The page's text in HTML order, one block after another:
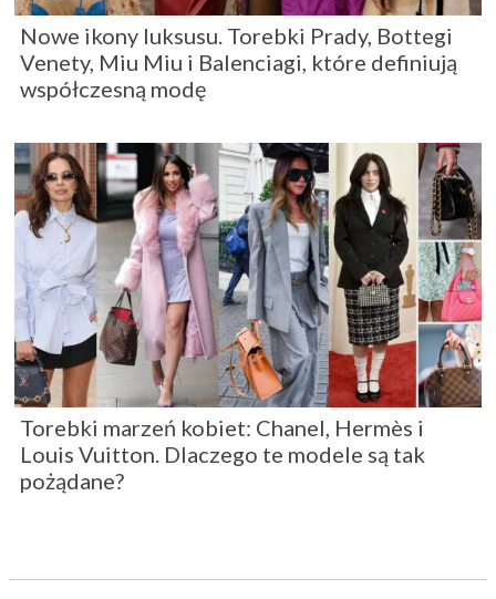
Nowe ikony luksusu. Torebki Prady, Bottegi
Venety, Miu Miu i Balenciagi, które definiują
współczesną modę
Torebki marzeń kobiet: Chanel, Hermès i
Louis Vuitton. Dlaczego te modele są tak
pożądane?